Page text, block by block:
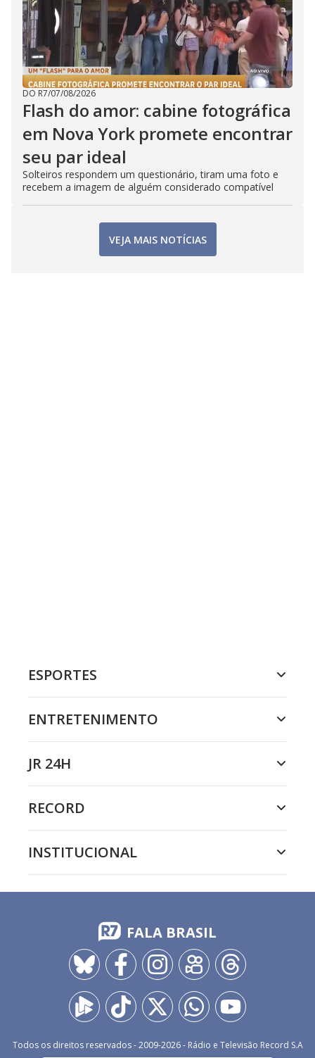
DO R7/07/08/2026
Flash do amor: cabine fotográfica
em Nova York promete encontrar
seu par ideal
Solteiros respondem um questionário, tiram uma foto e
recebem a imagem de alguém considerado compatível
VEJA MAIS NOTÍCIAS
ESPORTES
ENTRETENIMENTO
JR 24H
RECORD
INSTITUCIONAL
FALA BRASIL
Todos os direitos reservados - 2009-2026- Rádio e Televisão Record S.A